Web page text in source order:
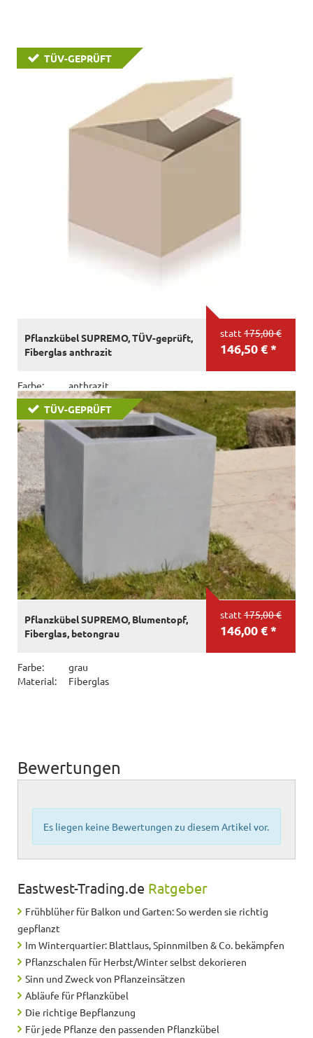
TÜV-GEPRÜFT
statt 175,00 €
146,50 € *
Pflanzkübel SUPREMO, TÜV-geprüft,
Fiberglas anthrazit
Farbe:
anthrazit
Material:
Fiberglas
Größe:
L50x B50x H50 cm
TÜV-GEPRÜFT
statt 175,00 €
146,00 € *
Pflanzkübel SUPREMO, Blumentopf,
Fiberglas, betongrau
Farbe:
grau
Material:
Fiberglas
Bewertungen
Es liegen keine Bewertungen zu diesem Artikel vor.
Eastwest-Trading.de Ratgeber
Frühblüher für Balkon und Garten: So werden sie richtig
gepflanzt
Im Winterquartier: Blattlaus, Spinnmilben & Co. bekämpfen
Pflanzschalen für Herbst/Winter selbst dekorieren
Sinn und Zweck von Pflanzeinsätzen
Abläufe für Pflanzkübel
Die richtige Bepflanzung
Für jede Pflanze den passenden Pflanzkübel